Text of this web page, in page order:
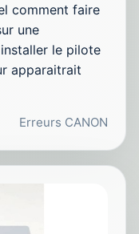
comment faire
une
le pilote
apparaitrait
Erreurs CANON